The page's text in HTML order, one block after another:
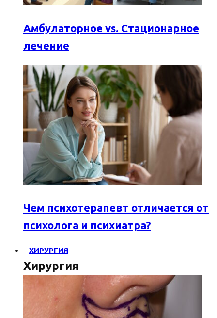
Амбулаторное vs. Стационарное
лечение
Чем психотерапевт отличается от
психолога и психиатра?
ХИРУРГИЯ
Хирургия